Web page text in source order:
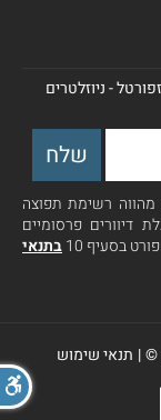
- ניוזלטרים
רשימת תפוצה
דיוורים פרסומיים
בסעיף 10
בתנאי
©
| תנאי שימוש